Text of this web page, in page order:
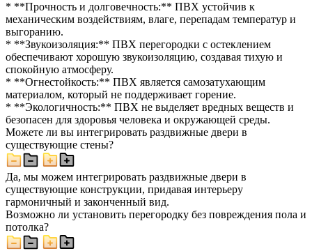
* **Прочность и долговечность:** ПВХ устойчив к
механическим воздействиям, влаге, перепадам температур и
выгоранию.
* **Звукоизоляция:** ПВХ перегородки с остеклением
обеспечивают хорошую звукоизоляцию, создавая тихую и
спокойную атмосферу.
* **Огнестойкость:** ПВХ является самозатухающим
материалом, который не поддерживает горение.
* **Экологичность:** ПВХ не выделяет вредных веществ и
безопасен для здоровья человека и окружающей среды.
Можете ли вы интегрировать раздвижные двери в
существующие стены?
Да, мы можем интегрировать раздвижные двери в
существующие конструкции, придавая интерьеру
гармоничный и законченный вид.
Возможно ли установить перегородку без повреждения пола и
потолка?